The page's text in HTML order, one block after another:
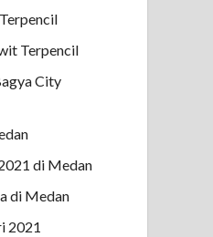
Terpencil
City
di Medan
di Medan
2021